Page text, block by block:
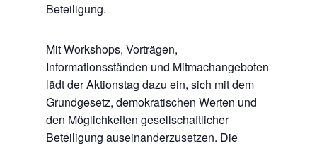
Beteiligung.
Mit Workshops, Vorträgen,
Informationsständen und Mitmachangeboten
lädt der Aktionstag dazu ein, sich mit dem
Grundgesetz, demokratischen Werten und
den Möglichkeiten gesellschaftlicher
Beteiligung auseinanderzusetzen. Die